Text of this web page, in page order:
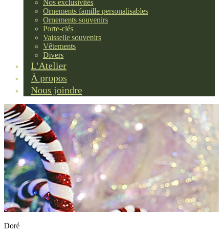
Nos exclusivités
Ornements famille personalisables
Ornements souvenirs
Porte-clés
Vaisselle souvenirs
Vêtements
Divers
L'Atelier
À propos
Nous joindre
Doré